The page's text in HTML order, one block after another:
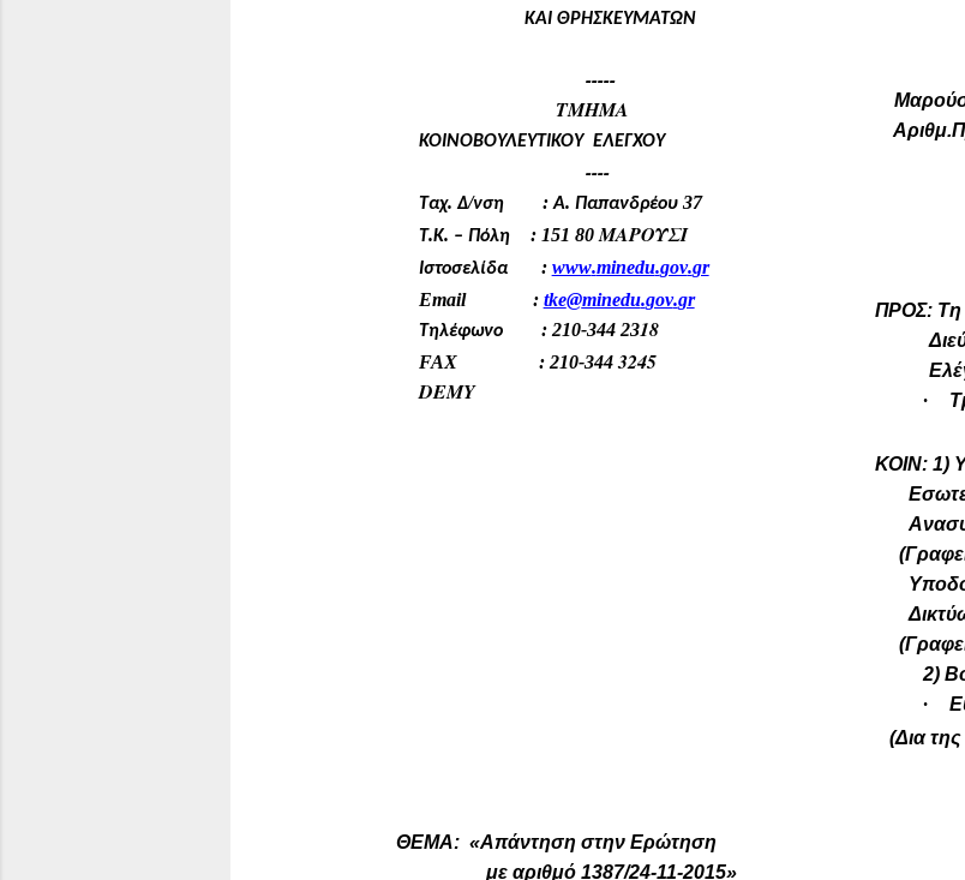
ΚΑΙ ΘΡΗΣΚΕΥΜΑΤΩΝ
-----
ΤΜΗΜΑ
ΚΟΙΝΟΒΟΥΛΕΥΤΙΚΟΥ ΕΛΕΓΧΟΥ
----
Ταχ. Δ/νση: Α. Παπανδρέου37
Τ.Κ. – Πόλη : 151 80 ΜΑΡΟΥΣΙ
Ιστοσελίδα: www.minedu.gov.gr
Email: tke@minedu.gov.gr
Τηλέφωνο: 210-344 2318
FAX: 210-3443245
DEMY
ΘΕΜΑ: «Απάντηση στην Ερώτηση
με αριθμό 1387/24-11-2015»
ΠΡΟΣ:
·
ΚΟΙΝ:1)
(
(
2)
·
(Δια της